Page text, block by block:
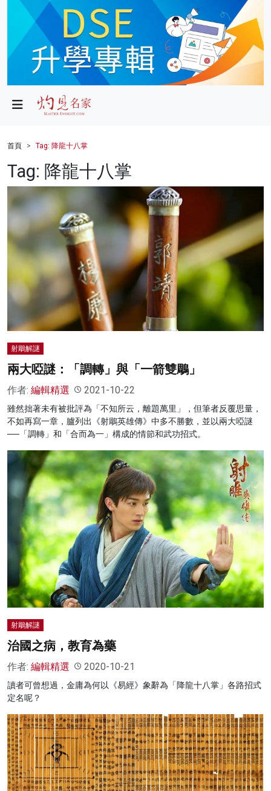
政局
財經
健康
商業
科技
影片
名家榜
灼見活動
首頁 Tag: 降龍十八掌
Tag: 降龍十八掌
射鵰解謎
兩大啞謎：「調轉」與「一箭雙鵰」
作者: 編輯精選 2021-10-22
雖然拙著未有被批評為「不知所云，離題萬里」，但筆者反覆思量，
不如再寫一章，臚列出《射鵰英雄傳》中多不勝數，並以兩大啞謎
──「調轉」和「合而為一」構成的情節和武功招式。
射鵰解謎
治國之病，教育為藥
作者: 編輯精選 2020-10-21
讀者可曾想過，金庸為何以《易經》象辭為「降龍十八掌」各路招式
定名呢？